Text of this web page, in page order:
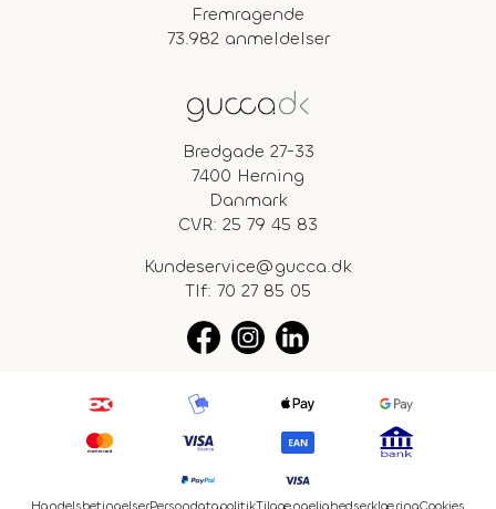
Fremragende
73.982 anmeldelser
Bredgade 27-33
7400 Herning
Danmark
CVR: 25 79 45 83
Kundeservice@gucca.dk
Tlf: 70 27 85 05